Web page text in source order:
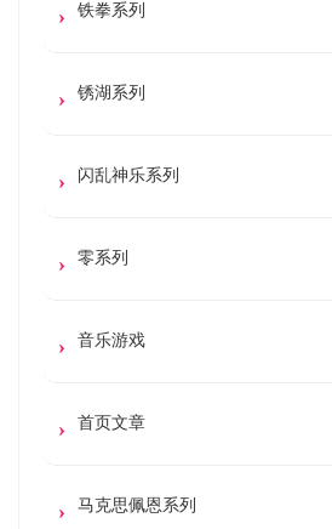
铁拳系列
锈湖系列
闪乱神乐系列
零系列
音乐游戏
首页文章
马克思佩恩系列